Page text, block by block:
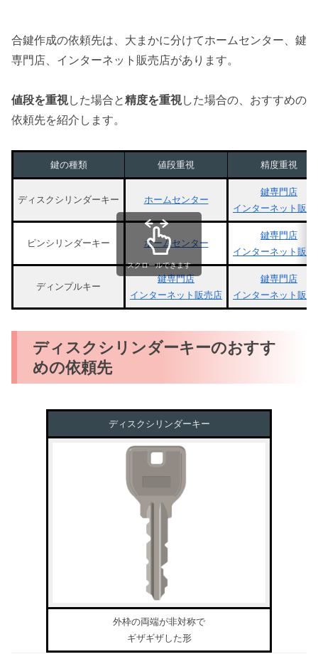
合鍵作成の依頼先は、大まかに分けてホームセンター、鍵
専門店、インターネット販売店があります。
値段を重視した場合と精度を重視した場合の、おすすめの
依頼先を紹介します。
鍵の種類 値段重視 精度重視
ディスクシリンダーキー ホームセンター
鍵専門店
インターネット販売
ピンシリンダーキー ホームセンター
鍵専門店
インターネット販売
ディンプルキー
鍵専門店
インターネット販売店
鍵専門店
インターネット販売
スクロールできます
ディスクシリンダーキーのおすす
めの依頼先
ディスクシリンダーキー
外枠の両端が非対称で
ギザギザした形